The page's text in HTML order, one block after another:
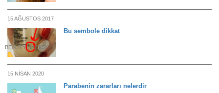
15 AĞUSTOS 2017
BEAUTY HACKS
Bu sembole dikkat
15 NISAN 2020
Parabenin zararları nelerdir